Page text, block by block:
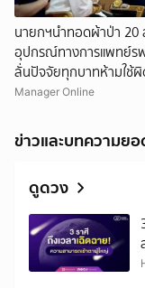
นายกฯนำทอดผ้าป่า 20
อุปกรณ์ทางการแพทย์ร
ลั่นปัจจัยทุกบาทห้ามใช้
วัตถุประสงค์"
Manager Online
ข่าวและบทความย
ดูดวง